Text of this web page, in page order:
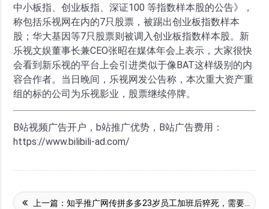
中小板指、创业板指、深证100 等指数样本股的公告》，
称包括乐视网在内的7只股票，被踢出创业板指数样本
股；华大基因等7只股票则被调入创业板指数样本股。新
乐视文娱董事长兼CEO张昭在媒体年会上表示，大家很快
会看到新乐视的平台上会引进类似于像BAT这样级别的内
容合作者。当日晚间，乐视网发公告称，本次重大资产重
组的标的公司为乐视影业，股票继续停牌。
B站视频广告开户，b站推广优势，B站广告费用：
https://www.bilibili-ad.com/
上一篇：知乎推广网传拼多多23岁员工加班后猝死，需要承担哪些责任？